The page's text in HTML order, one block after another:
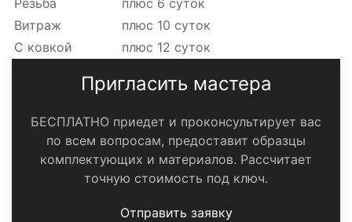
Резьба
плюс 6 суток
Витраж
плюс 10 суток
С ковкой
плюс 12 суток
Пригласить мастера
БЕСПЛАТНО приедет и проконсультирует вас
по всем вопросам, предоставит образцы
комплектующих и материалов. Рассчитает
точную стоимость под ключ.
Отправить заявку